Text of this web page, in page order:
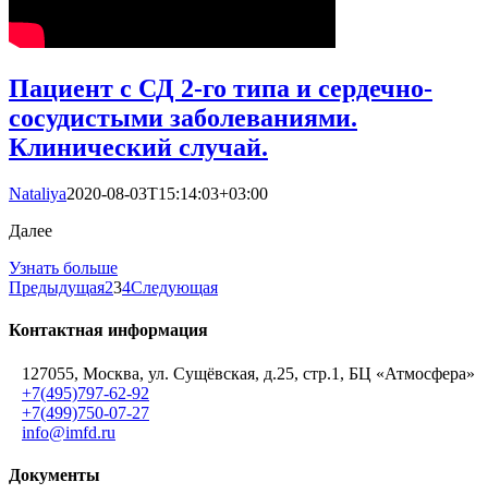
Пациент с СД 2-го типа и сердечно-
сосудистыми заболеваниями.
Клинический случай.
Nataliya2020-08-03T15:14:03+03:00
Далее
Узнать больше
Предыдущая234Следующая
Контактная информация
127055, Москва, ул. Сущёвская, д.25, стр.1, БЦ «Атмосфера»
+7(495)797-62-92
+7(499)750-07-27
info@imfd.ru
Документы